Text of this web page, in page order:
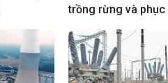
trồng rừng và phục
than bùn